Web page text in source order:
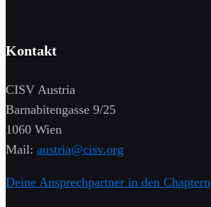
Kontakt
CISV Austria
Barnabitengasse 9/25
1060 Wien
Mail: austria@cisv.org
Deine Ansprechpartner in den Chaptern